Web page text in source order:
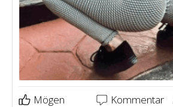
Mögen Kommentar